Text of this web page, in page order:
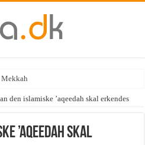
Mekkah
den islamiske ’aqeedah skal erkendes
’aqeedah skal